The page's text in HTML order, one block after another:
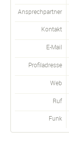
Ansprechpartner
Kontakt
E-Mail
Profiladresse
Web
Ruf
Funk